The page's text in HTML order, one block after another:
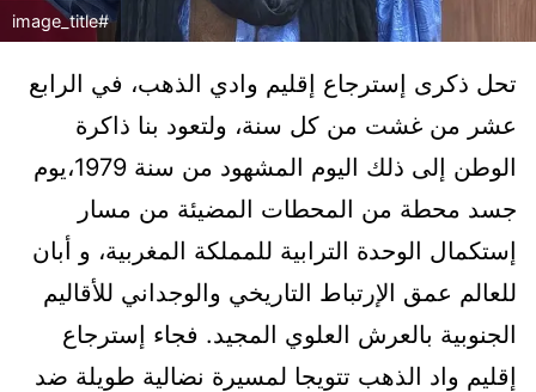
#image_title
تحل ذكرى إسترجاع إقليم وادي الذهب، في الرابع
عشر من غشت من كل سنة، ولتعود بنا ذاكرة
الوطن إلى ذلك اليوم المشهود من سنة 1979،يوم
جسد محطة من المحطات المضيئة من مسار
إستكمال الوحدة الترابية للمملكة المغربية، و أبان
للعالم عمق الإرتباط التاريخي والوجداني للأقاليم
الجنوبية بالعرش العلوي المجيد. فجاء إسترجاع
إقليم واد الذهب تتويجا لمسيرة نضالية طويلة ضد